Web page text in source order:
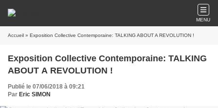
MENU
Accueil » Exposition Collective Contemporaine: TALKING ABOUT A REVOLUTION !
Exposition Collective Contemporaine: TALKING
ABOUT A REVOLUTION !
Publié le 07/06/2018 à 09:21
Par Eric SIMON